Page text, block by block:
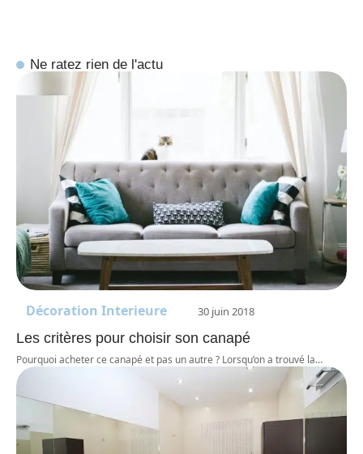
Ne ratez rien de l'actu
Décoration Interieure 30 juin 2018
Les critères pour choisir son canapé
Pourquoi acheter ce canapé et pas un autre ? Lorsqu’on a trouvé la…